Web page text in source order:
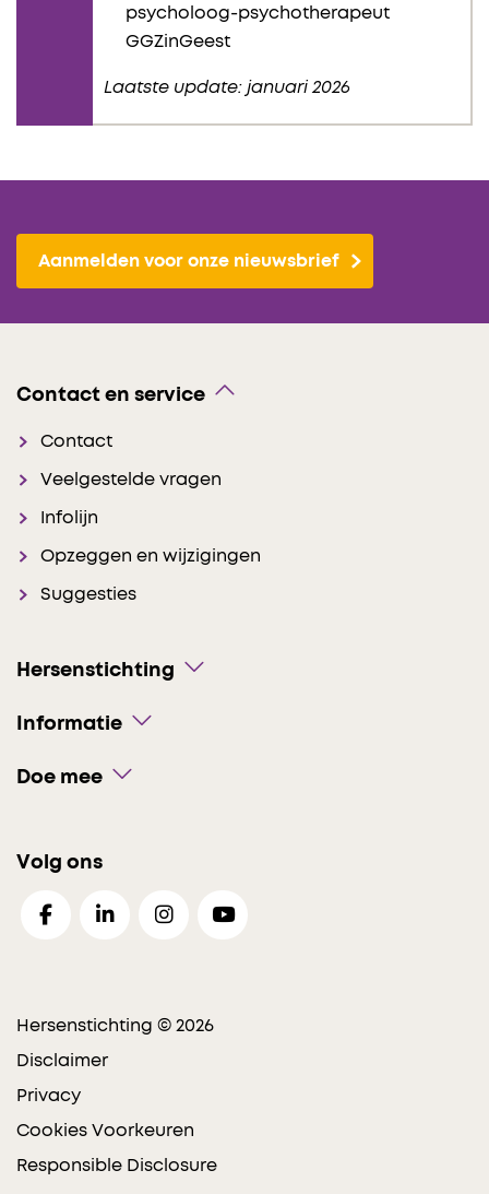
psycholoog-psychotherapeut
GGZinGeest
Laatste update: januari 2026
Aanmelden voor onze nieuwsbrief
Contact en service
Contact
Veelgestelde vragen
Infolijn
Opzeggen en wijzigingen
Suggesties
Hersenstichting
Informatie
Doe mee
Volg ons
Hersenstichting © 2026
Disclaimer
Privacy
Cookies Voorkeuren
Responsible Disclosure